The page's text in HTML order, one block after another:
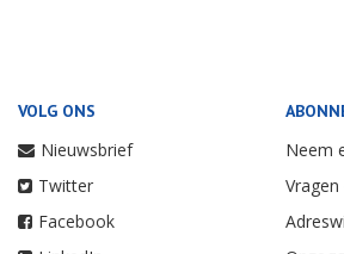
VOLG ONS
Nieuwsbrief
Twitter
Facebook
Neem